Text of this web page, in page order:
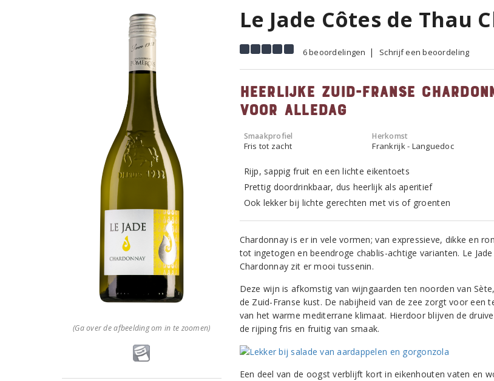
(Ga over de afbeelding om in te zoomen)
Le Jade Côtes de Thau
6 beoordelingen Schrijf een beoordeling
Heerlijke Zuid-Franse
voor alledag
Smaakprofiel
Fris tot zacht
Herkomst
Frankrijk - Languedoc
Rijp, sappig fruit en een lichte eikentoets
Prettig doordrinkbaar, dus heerlijk als aperitief
Ook lekker bij lichte gerechten met vis of groenten
Chardonnay is er in vele vormen; van expressieve, dikke en
tot ingetogen en beendroge chablis-achtige varianten. Le Jade
Chardonnay zit er mooi tussenin.
Deze wijn is afkomstig van wijngaarden ten noorden van
de Zuid-Franse kust. De nabijheid van de zee zorgt voor een
van het warme mediterrane klimaat. Hierdoor blijven de
de rijping fris en fruitig van smaak.
Een deel van de oogst verblijft kort in eikenhouten vaten en